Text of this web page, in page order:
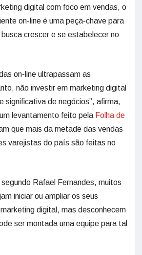
digital com foco em vendas, o
on-line é uma peça-chave para
crescer e se estabelecer no
on-line ultrapassam as
não investir em marketing digital
significativa de negócios”, afirma,
levantamento feito pela Folha de
que mais da metade das vendas
varejistas do país são feitas no
Rafael Fernandes, muitos
iniciar ou ampliar os seus
digital, mas desconhecem
ser montada uma equipe para tal